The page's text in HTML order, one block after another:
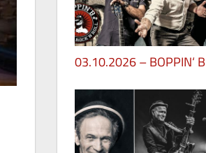
03.10.2026 – BOPPIN‘ B